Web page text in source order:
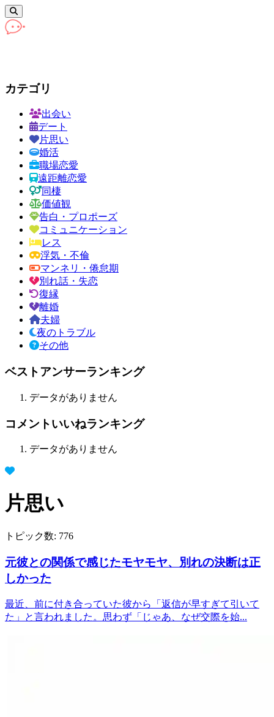
カテゴリ
出会い
デート
片思い
婚活
職場恋愛
遠距離恋愛
同棲
価値観
告白・プロポーズ
コミュニケーション
レス
浮気・不倫
マンネリ・倦怠期
別れ話・失恋
復縁
離婚
夫婦
夜のトラブル
その他
ベストアンサーランキング
データがありません
コメントいいねランキング
データがありません
片思い
トピック数: 776
元彼との関係で感じたモヤモヤ、別れの決断は正
しかった
最近、前に付き合っていた彼から「返信が早すぎて引いて
た」と言われました。思わず「じゃあ、なぜ交際を始...